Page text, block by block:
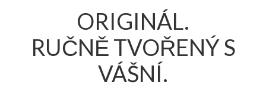
ORIGINÁL.
RUČNĚ TVOŘENÝ S
VÁŠNÍ.